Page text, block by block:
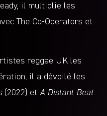
il multiplie les
The Co-Operators et
reggae UK les
il a dévoilé les
(2022) et A Distant Beat